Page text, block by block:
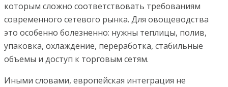
которым сложно соответствовать требованиям
современного сетевого рынка. Для овощеводства
это особенно болезненно: нужны теплицы, полив,
упаковка, охлаждение, переработка, стабильные
объемы и доступ к торговым сетям.
Иными словами, европейская интеграция не